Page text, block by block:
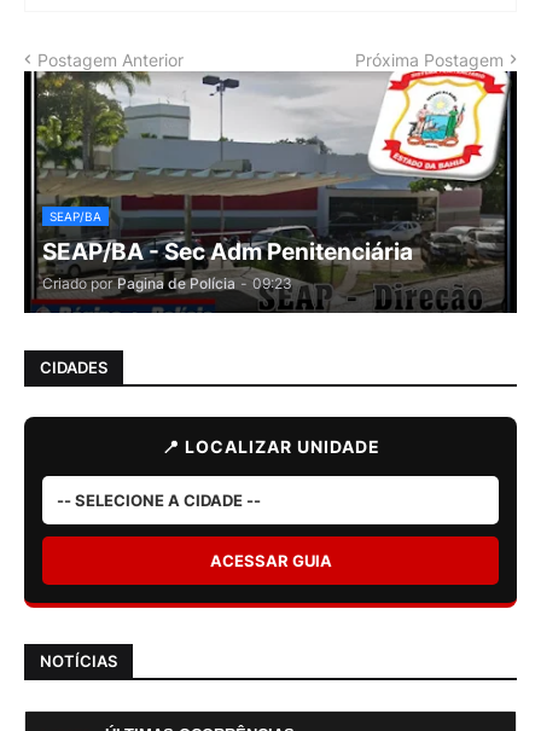
Postagem Anterior Próxima Postagem
SEAP/BA
SEAP/BA - Sec Adm Penitenciária
Criado por Pagina de Polícia - 09:23
CIDADES
📍 LOCALIZAR UNIDADE
ACESSAR GUIA
NOTÍCIAS